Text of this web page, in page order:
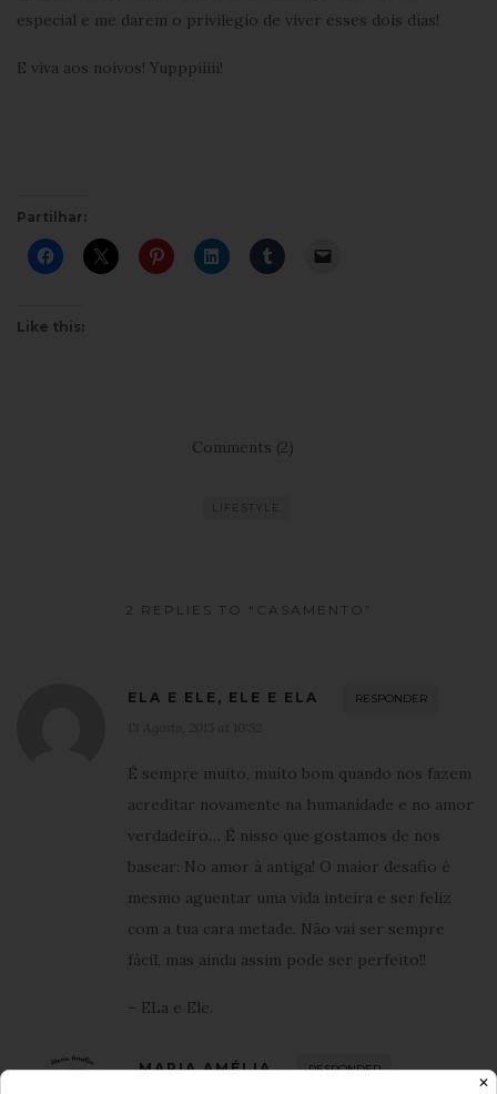
especial e me darem o privilegio de viver esses dois dias!
E viva aos noivos! Yupppiiiii!
Partilhar:
Like this:
Comments (2)
LIFESTYLE
2 REPLIES TO “CASAMENTO”
ELA E ELE, ELE E ELA RESPONDER
É sempre muito, muito bom quando nos fazem
acreditar novamente na humanidade e no amor
verdadeiro… É nisso que gostamos de nos
basear: No amor à antiga! O maior desafio é
mesmo aguentar uma vida inteira e ser feliz
com a tua cara metade. Não vai ser sempre
fácil, mas ainda assim pode ser perfeito!!
– ELa e Ele.
MARIA AMÉLIA RESPONDER
✕